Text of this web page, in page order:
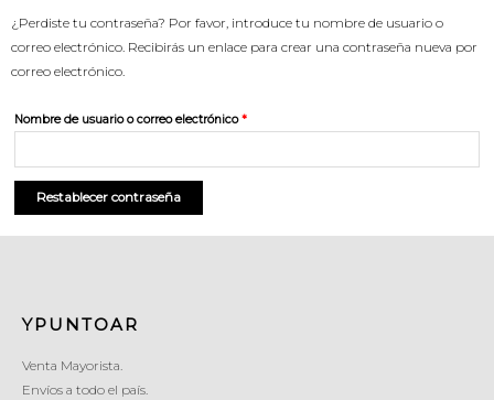
¿Perdiste tu contraseña? Por favor, introduce tu nombre de usuario o
correo electrónico. Recibirás un enlace para crear una contraseña nueva por
correo electrónico.
Nombre de usuario o correo electrónico*
Restablecer contraseña
YPUNTOAR
Venta Mayorista.
Envíos a todo el país.